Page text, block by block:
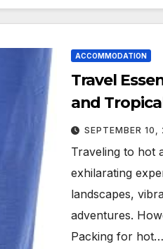
ACCOMMODATION
Travel
and
SEPTEMBER
Traveling to hot
exhilarating
landscapes,
adventures.
Packing for hot…